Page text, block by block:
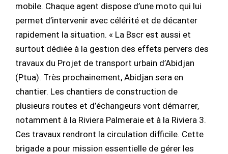
mobile. Chaque agent dispose d’une moto qui lui
permet d’intervenir avec célérité et de décanter
rapidement la situation. « La Bscr est aussi et
surtout dédiée à la gestion des effets pervers des
travaux du Projet de transport urbain d’Abidjan
(Ptua). Très prochainement, Abidjan sera en
chantier. Les chantiers de construction de
plusieurs routes et d’échangeurs vont démarrer,
notamment à la Riviera Palmeraie et à la Riviera 3.
Ces travaux rendront la circulation difficile. Cette
brigade a pour mission essentielle de gérer les